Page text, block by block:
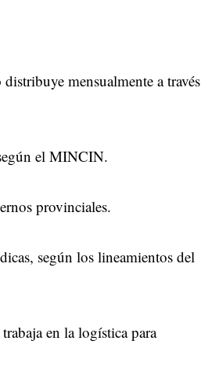
mensualmente a través
el MINCIN.
provinciales.
según los lineamientos del
en la logística para